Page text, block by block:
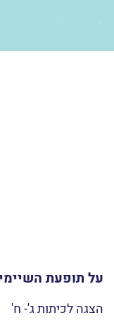
על תופעת
הצגה לכיתות ג'- ח'